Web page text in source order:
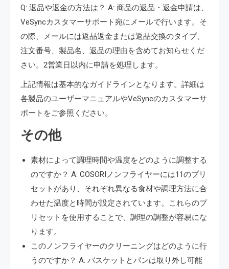
Q: 返品や返金の方法は？ A: 商品の返品・返金申請は、
VeSyncカスタマーサポート宛にメールで行います。そ
の際、メールには返品返金または返品交換のタイプ、
注文番号、製品名、返品の理由を含めてお知らせくだ
さい。2営業日以内に申請を処理します。
上記情報は基本的なガイドラインとなります。詳細は
各製品のユーザーマニュアルやVeSyncのカスタマーサ
ポートをご参照ください。
その他
素材によって調理時間や温度をどのように調整する
のですか？ A: COSORIノンフライヤーには11のプリ
セットがあり、それぞれ異なる食材や調理方法に合
わせた温度と時間が設定されています。これらのプ
リセットを使用することで、調理の調整が容易にな
ります。
このノンフライヤーのクリーニングはどのように行
うのですか？ A: バスケットとパンは取り外し可能